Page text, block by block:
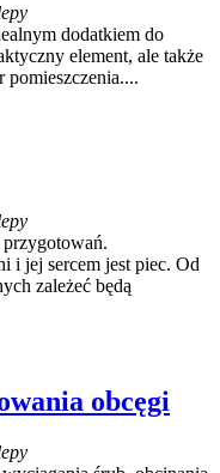
dodatkiem do
element, ale także
i jej sercem jest piec. Od
zależeć będą
obcęgi